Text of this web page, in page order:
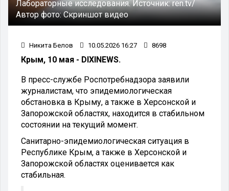
Лабораторные исследования. Источник: ren.tv/
Автор фото: Скриншот видео
Никита Белов 10.05.2026 16:27 8698
Крым, 10 мая - DIXINEWS.
В пресс-службе Роспотребнадзора заявили
журналистам, что эпидемиологическая
обстановка в Крыму, а также в Херсонской и
Запорожской областях, находится в стабильном
состоянии на текущий момент.
Санитарно-эпидемиологическая ситуация в
Республике Крым, а также в Херсонской и
Запорожской областях оценивается как
стабильная.